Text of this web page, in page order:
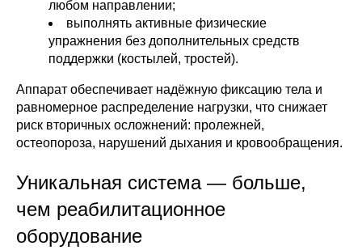
любом направлении;
выполнять активные физические
упражнения без дополнительных средств
поддержки (костылей, тростей).
Аппарат обеспечивает надёжную фиксацию тела и
равномерное распределение нагрузки, что снижает
риск вторичных осложнений: пролежней,
остеопороза, нарушений дыхания и кровообращения.
Уникальная система — больше,
чем реабилитационное
оборудование